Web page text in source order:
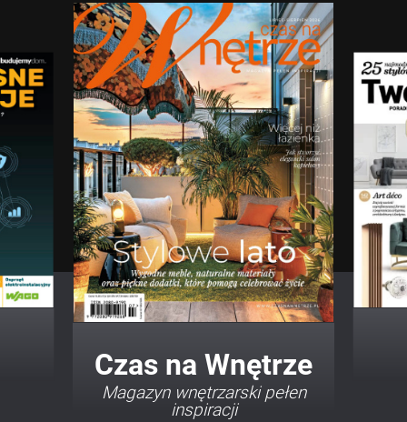
Twój Dom Twój Styl
Porady i inspiracje w
najmodniejszych stylach